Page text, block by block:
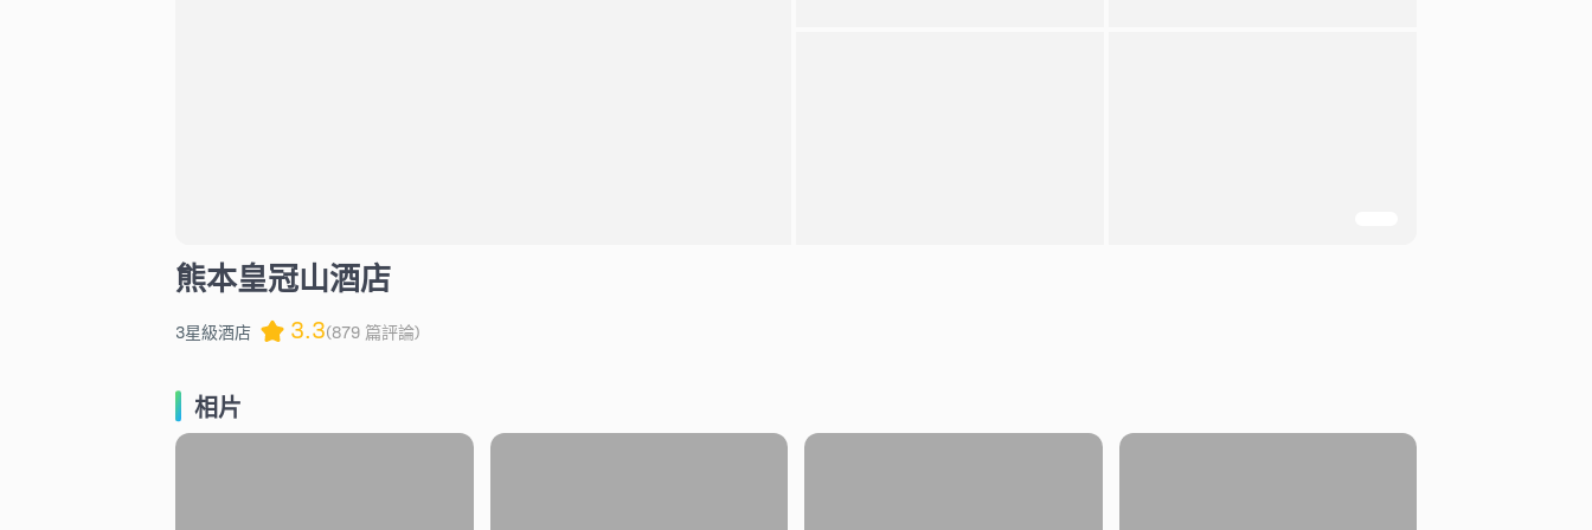
熊本皇冠山酒店
3星級酒店 3.3(879 篇評論)
相片